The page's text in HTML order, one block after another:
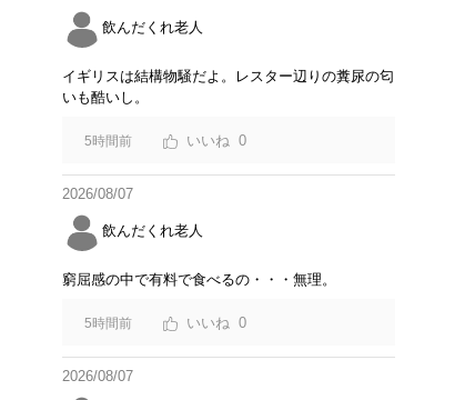
飲んだくれ老人
イギリスは結構物騒だよ。レスター辺りの糞尿の匂
いも酷いし。
5時間前 0
2026/08/07
飲んだくれ老人
窮屈感の中で有料で食べるの・・・無理。
5時間前 0
2026/08/07